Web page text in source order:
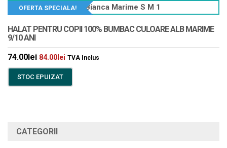
OFERTA SPECIALA!
HALAT PENTRU COPII 100% BUMBAC CULOARE ALB MARIME
9/10 ANI
74.00lei 84.00lei TVA Inclus
STOC EPUIZAT
CATEGORII